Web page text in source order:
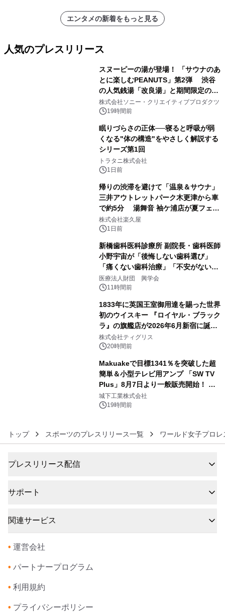
エンタメの新着をもっと見る
人気のプレスリリース
スヌーピーの湯が登場！ 「サウナのあ
とに楽しむPEANUTS」第2弾 渋谷
の人気銭湯「改良湯」と期間限定のコ
ラボレーション サウナイキタイコラ
ボグッズも発売決定！
株式会社ソニー・クリエイティブプロダクツ
19時間前
眠りづらさの正体──寝ると呼吸が弱
くなる"体の構造"をやさしく解説する
シリーズ第1回
トラタニ株式会社
1日前
帰りの渋滞を避けて「温泉＆サウナ」
三井アウトレットパーク木更津から車
で約5分 湯舞音 袖ケ浦店が夏フェア
メニューを提供
株式会社楽久屋
1日前
新橋歯科医科診療所 副院長・歯科医師
小野宇宙が「後悔しない歯科選び」
「痛くない歯科治療」「不安がない治
療計画」をテーマに専門監修
医療法人財団 興学会
11時間前
1833年に英国王室御用達を賜った世界
初のウイスキー 『ロイヤル・ブラック
ラ』の旗艦店が2026年6月新宿に誕
生 バカルディ ジャパンと連携した
没入型バー「BAR Arca」
株式会社ティグリス
20時間前
Makuakeで目標1341％を突破した超
簡単＆小型テレビ用アンプ 「SW TV
Plus」8月7日より一般販売開始！ ケ
ーブル1本つなぐだけ、テレビの音が
ぐっと豊かに
城下工業株式会社
19時間前
トップ スポーツのプレスリリース一覧 ワールド女子プロ
プレスリリース配信
サポート
関連サービス
• 運営会社
• パートナープログラム
• 利用規約
• プライバシーポリシー